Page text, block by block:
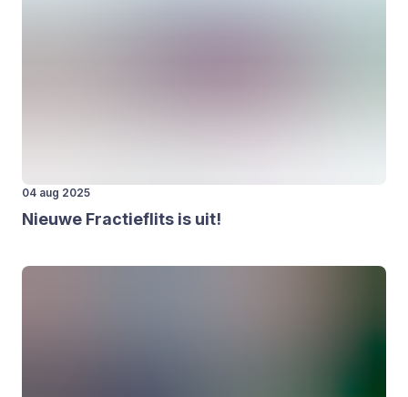
04 aug 2025
Nieu­we Frac­tieflits is uit!